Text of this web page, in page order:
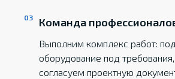
Команда
Выполним комплекс работ:
оборудование под
согласуем проектную